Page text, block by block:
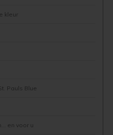
tegengaan
kleur
Pauls Blue
en voor u